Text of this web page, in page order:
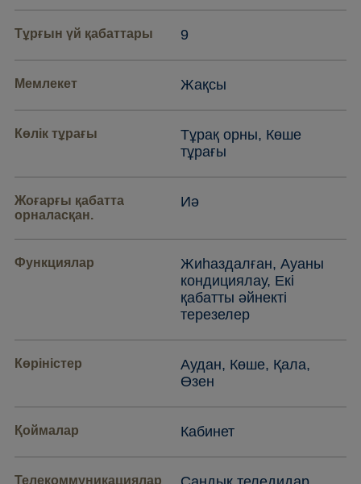
Тұрғын үй қабаттары 9
Мемлекет Жақсы
Көлік тұрағы
Тұрақ орны, Көше
тұрағы
Жоғарғы қабатта
орналасқан.
Иә
Функциялар
Жиһаздалған, Ауаны
кондициялау, Екі
қабатты әйнекті
терезелер
Көріністер
Аудан, Көше, Қала,
Өзен
Қоймалар Кабинет
Телекоммуникациялар